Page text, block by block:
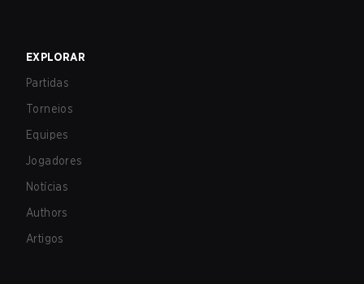
EXPLORAR
Partidas
Torneios
Equipes
Jogadores
Notícias
Authors
Artigos